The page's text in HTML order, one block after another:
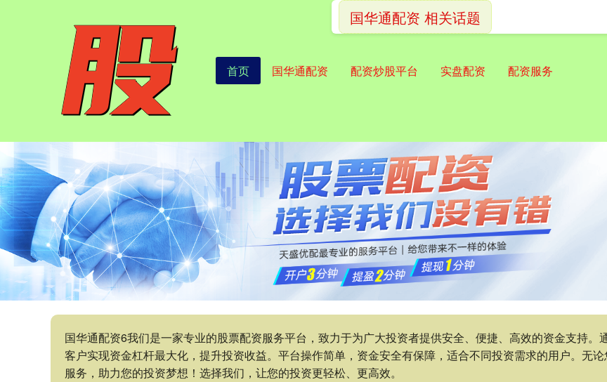
首页 国华通配资 配资炒股平台 实盘配资 配资服务
国华通配资6我们是一家专业的股票配资服务平台，致力于为广大投资者提供安全、便捷、高效的资金支持
客户实现资金杠杆最大化，提升投资收益。平台操作简单，资金安全有保障，适合不同投资需求的用户。无
服务，助力您的投资梦想！选择我们，让您的投资更轻松、更高效。
国华通配资 相关话题